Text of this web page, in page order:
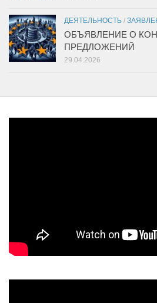
ДЕЯТЕЛЬНОСТЬ /
ОБЪЯВЛЕНИЕ О
ПРЕДЛОЖЕНИЙ
29.04.2026